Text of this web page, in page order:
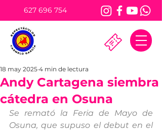
627 696 754
Andy Cartagena siembra
cátedra en Osuna
18 may 2025 4 min de lectura
Se remató la Feria de Mayo de
Osuna, que supuso el debut en el